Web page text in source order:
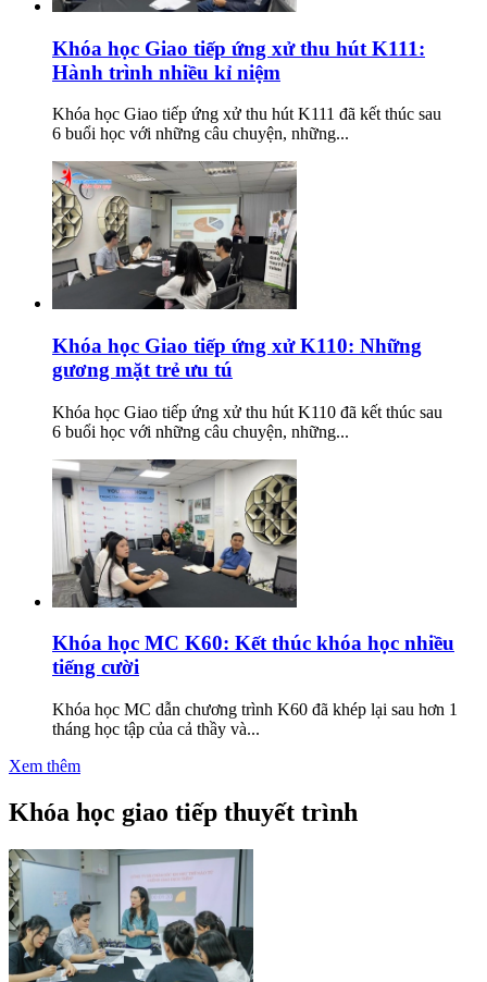
Khóa học Giao tiếp ứng xử thu hút K111:
Hành trình nhiều kỉ niệm
Khóa học Giao tiếp ứng xử thu hút K111 đã kết thúc sau
6 buổi học với những câu chuyện, những...
Khóa học Giao tiếp ứng xử K110: Những
gương mặt trẻ ưu tú
Khóa học Giao tiếp ứng xử thu hút K110 đã kết thúc sau
6 buổi học với những câu chuyện, những...
Khóa học MC K60: Kết thúc khóa học nhiều
tiếng cười
Khóa học MC dẫn chương trình K60 đã khép lại sau hơn 1
tháng học tập của cả thầy và...
Xem thêm
Khóa học giao tiếp thuyết trình